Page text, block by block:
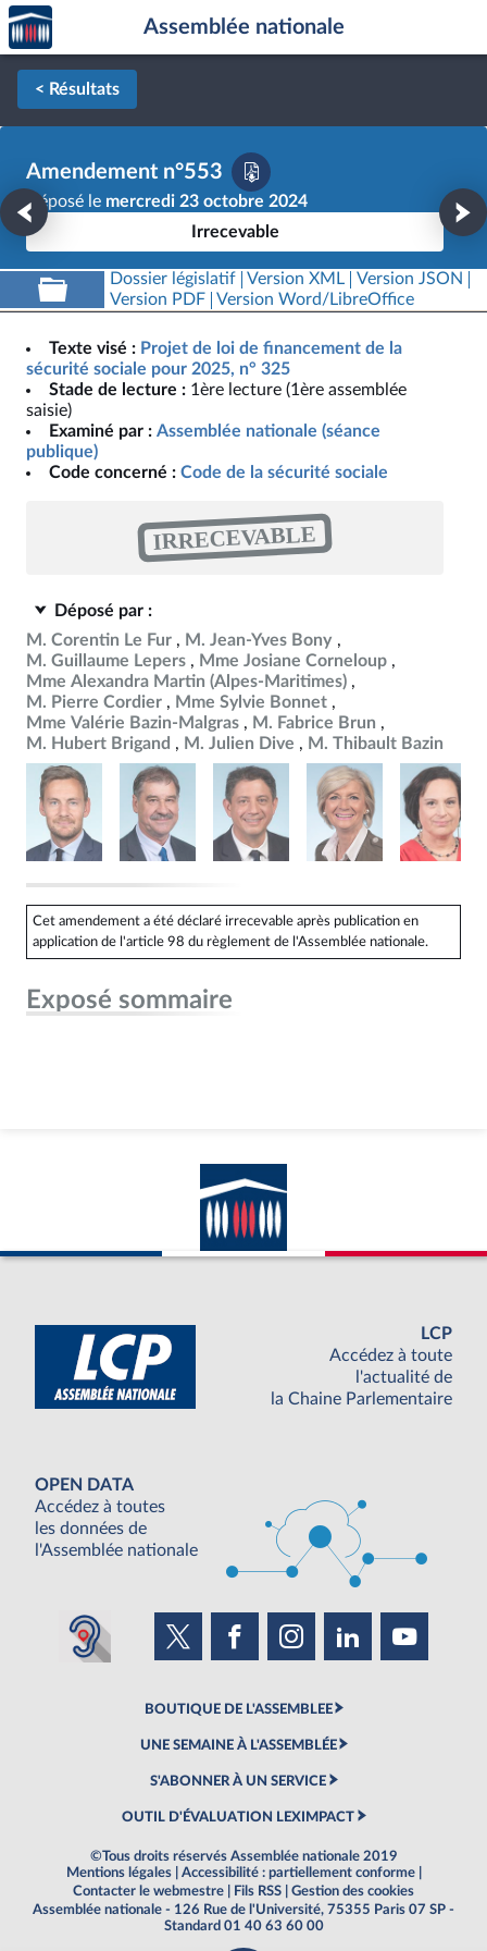
Aller au contenu
Aller en bas de la page
Accèder
à la
page
d'accueil
Assemblée nationale
< Résultats
Amendement n°553
Déposé le mercredi 23 octobre 2024
Irrecevable
Dossier législatif Version XML
Version JSON
Version PDF
Version Word/LibreOffice
Texte visé : Projet de loi de financement de la
sécurité sociale pour 2025, n° 325
Stade de lecture : 1ère lecture (1ère assemblée
saisie)
Examiné par : Assemblée nationale (séance
publique)
Code concerné : Code de la sécurité sociale
IRRECEVABLE
Déposé par :
M. Corentin Le Fur
M. Jean-Yves Bony
M. Guillaume Lepers
Mme Josiane Corneloup
Mme Alexandra Martin (Alpes-Maritimes)
M. Pierre Cordier
Mme Sylvie Bonnet
Mme Valérie Bazin-Malgras
M. Fabrice Brun
M. Hubert Brigand
M. Julien Dive M. Thibault Bazin
Cet amendement a été déclaré irrecevable après publication en
application de l'article 98 du règlement de l'Assemblée nationale.
Exposé sommaire
LCP
Accédez à toute
l'actualité de
la Chaine Parlementaire
OPEN DATA
Accédez à toutes
les données de
l'Assemblée nationale
BOUTIQUE DE L'ASSEMBLEE
UNE SEMAINE À L'ASSEMBLÉE
S'ABONNER À UN SERVICE
OUTIL D'ÉVALUATION LEXIMPACT
©Tous droits réservés Assemblée nationale 2019
Mentions légales
Accessibilité : partiellement conforme
Contacter le webmestre
Fils RSS
Gestion des cookies
Assemblée nationale - 126 Rue de l'Université, 75355 Paris 07 SP -
Standard 01 40 63 60 00